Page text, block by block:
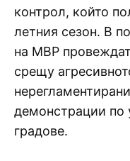
контрол, който
летния сезон. В
на МВР
срещу
демонстрации по
градове.